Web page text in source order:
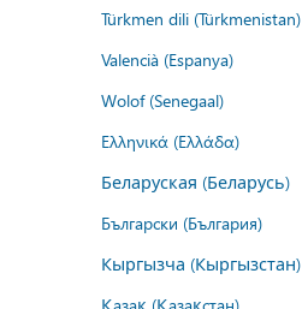
Türkmen dili (Türkmenistan)
Valencià (Espanya)
Wolof (Senegaal)
Ελληνικά (Ελλάδα)
Беларуская (Беларусь)
Български (България)
Кыргызча (Кыргызстан)
Қазақ (Қазақстан)